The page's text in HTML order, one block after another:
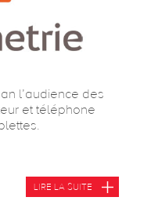
l’audience des
et téléphone
LIRE LA SUITE